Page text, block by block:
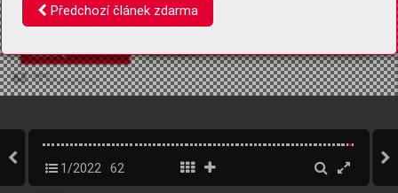
1/2022 62
Předchozí článek zdarma